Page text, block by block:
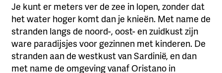
Je kunt er meters ver de zee in lopen, zonder dat
het water hoger komt dan je knieën. Met name de
stranden langs de noord-, oost- en zuidkust zijn
ware paradijsjes voor gezinnen met kinderen. De
stranden aan de westkust van Sardinië, en dan
met name de omgeving vanaf Oristano in